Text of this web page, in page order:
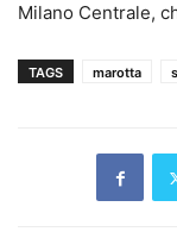
Milano Centrale,
TAGS marotta